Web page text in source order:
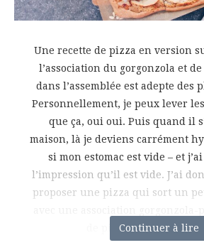
Une recette de pizza en version
l’association du gorgonzola et
dans l’assemblée est adepte des
Personnellement, je peux lever
que ça, oui oui. Puis quand il
maison, là je deviens carrément
si mon estomac est vide – et
l’impression qu’il est vide. J’ai
proposer une pizza qui sort un
de pin. Histoire d’en
Continuer à lire